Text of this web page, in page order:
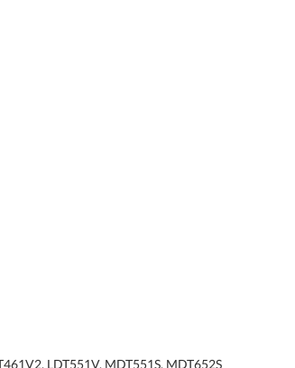
LDT551V, MDT551S, MDT652S